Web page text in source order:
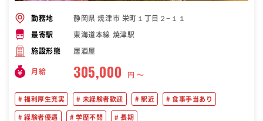
勤務地 静岡県 焼津市 栄町１丁目２−１１
最寄駅 東海道本線 焼津駅
施設形態 居酒屋
月給 305,000 円 〜
福利厚生充実 未経験者歓迎 駅近 食事手当あり
経験者優遇 学歴不問 長期